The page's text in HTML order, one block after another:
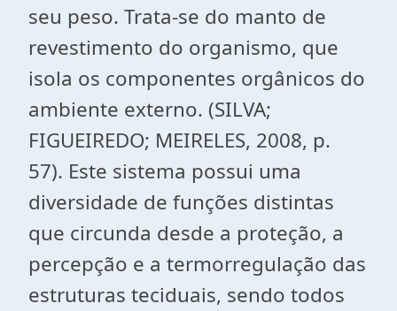
seu peso. Trata-se do manto de
revestimento do organismo, que
isola os componentes orgânicos do
ambiente externo. (SILVA;
FIGUEIREDO; MEIRELES, 2008, p.
57). Este sistema possui uma
diversidade de funções distintas
que circunda desde a proteção, a
percepção e a termorregulação das
estruturas teciduais, sendo todos